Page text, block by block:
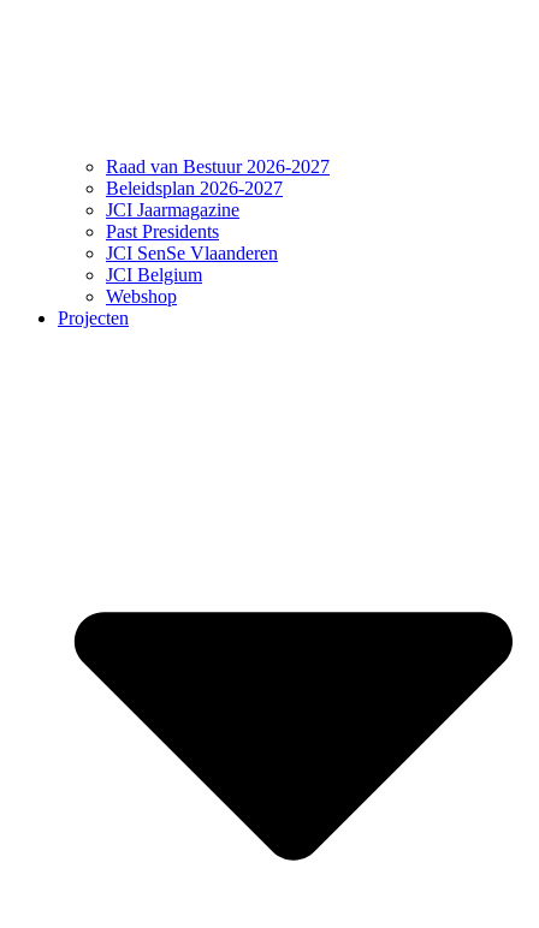
Raad van Bestuur 2026-2027
Beleidsplan 2026-2027
JCI Jaarmagazine
Past Presidents
JCI SenSe Vlaanderen
JCI Belgium
Webshop
Projecten